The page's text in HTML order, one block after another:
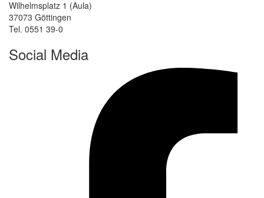
Wilhelmsplatz 1 (Aula)
37073 Göttingen
Tel. 0551 39-0
Social Media